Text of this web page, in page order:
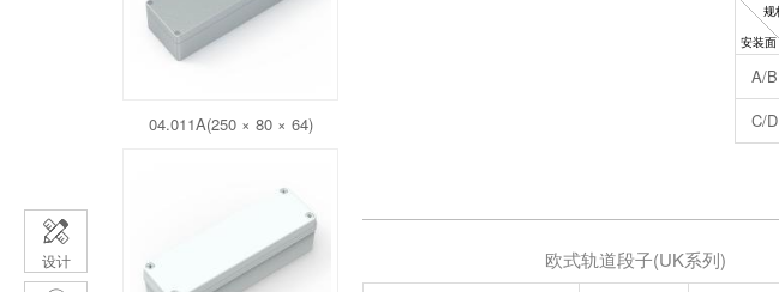
04.011A(250 × 80 × 64)
A/B
C/D
欧式轨道段子(UK系列)
设计